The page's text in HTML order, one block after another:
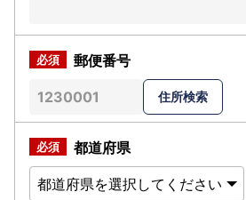
郵便番号
都道府県